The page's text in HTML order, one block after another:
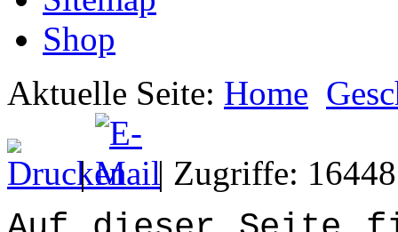
Shop
Aktuelle Seite: Home
| | Zugriffe: 16448